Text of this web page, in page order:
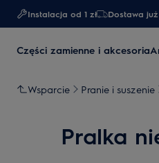
Instalacja od 1 zł Dostawa już
Części zamienne i akcesoria
Wsparcie Pranie i suszenie
Pralka